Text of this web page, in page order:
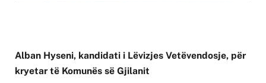
Alban Hyseni, kandidati i Lëvizjes Vetëvendosje, për
kryetar të Komunës së Gjilanit